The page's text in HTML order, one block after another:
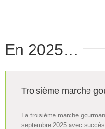
En 2025…
Troisième marche
La troisième marche
septembre 2025 avec succès.